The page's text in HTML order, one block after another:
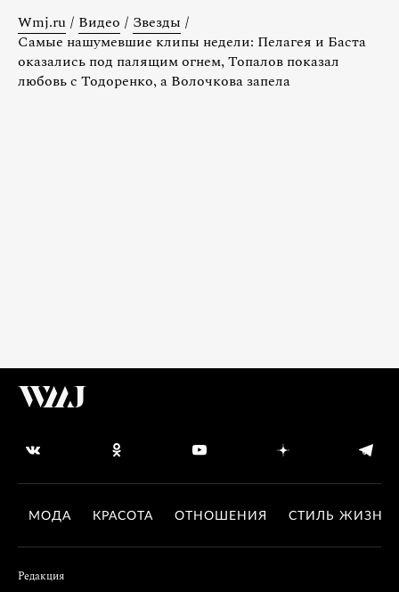
Wmj.ru / Видео / Звезды /
Самые нашумевшие клипы недели: Пелагея и Баста
оказались под палящим огнем, Топалов показал
любовь с Тодоренко, а Волочкова запела
МОДА КРАСОТА ОТНОШЕНИЯ СТИЛЬ ЖИЗНИ
Редакция